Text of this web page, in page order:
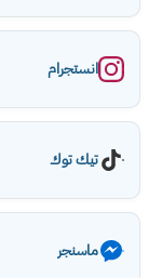
انستجرام
تيك توك
ماسنجر